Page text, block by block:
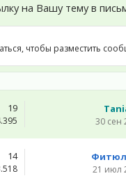
на Вашу тему в
чтобы разместить
19
30 сен
14
21 июл